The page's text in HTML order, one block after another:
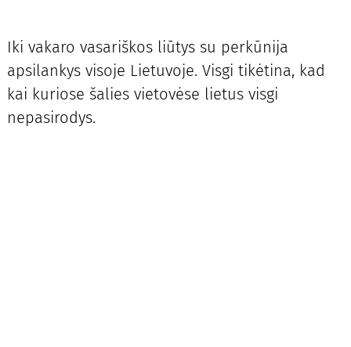
Iki vakaro vasariškos liūtys su perkūnija
apsilankys visoje Lietuvoje. Visgi tikėtina, kad
kai kuriose šalies vietovėse lietus visgi
nepasirodys.